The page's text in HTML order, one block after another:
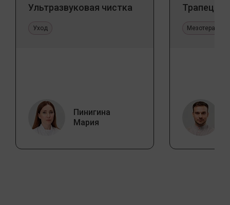
Ультразвуковая чистка
Уход
Пинигина
Мария
Трапеция
Мезотерапия